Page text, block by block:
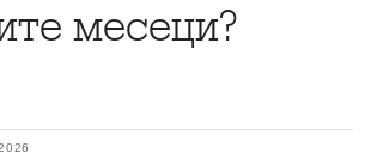
месеци?